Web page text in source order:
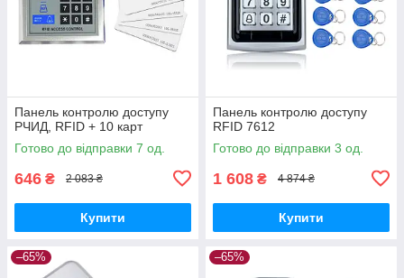
Панель контролю доступу
РЧИД, RFID + 10 карт
Готово до відправки 7 од.
646 ₴ 2 083 ₴
Купити
Панель контролю доступу
RFID 7612
Готово до відправки 3 од.
1 608 ₴ 4 874 ₴
Купити
–65% –65%